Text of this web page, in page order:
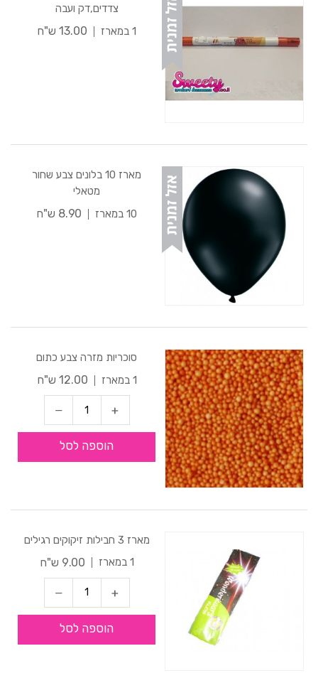
צדדים,דק ועבה
1 במארז
13.00 ש"ח
מארז 10 בלונים צבע שחור
מטאלי
10 במארז
8.90 ש"ח
סוכריות מזרה צבע כתום
1 במארז
12.00 ש"ח
הוספה לסל
מארז 3 חבילות זיקוקים רגילים
1 במארז
9.00 ש"ח
הוספה לסל